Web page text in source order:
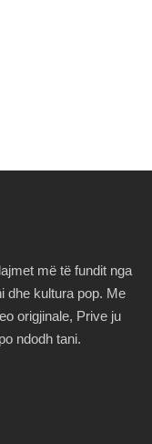
më të fundit nga
dhe kultura pop. Me
origjinale, Prive ju
ndodh tani.